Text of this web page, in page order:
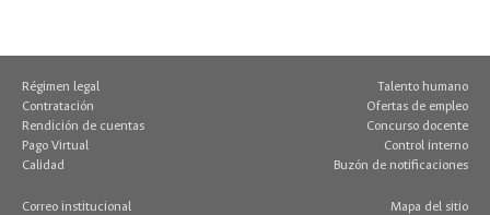
Régimen legal
Contratación
Rendición de cuentas
Pago Virtual
Calidad
Talento humano
Ofertas de empleo
Concurso docente
Control interno
Buzón de notificaciones
Correo institucional
Mapa del sitio